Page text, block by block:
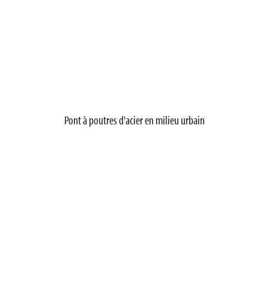
Pont à poutres d'acier en milieu urbain